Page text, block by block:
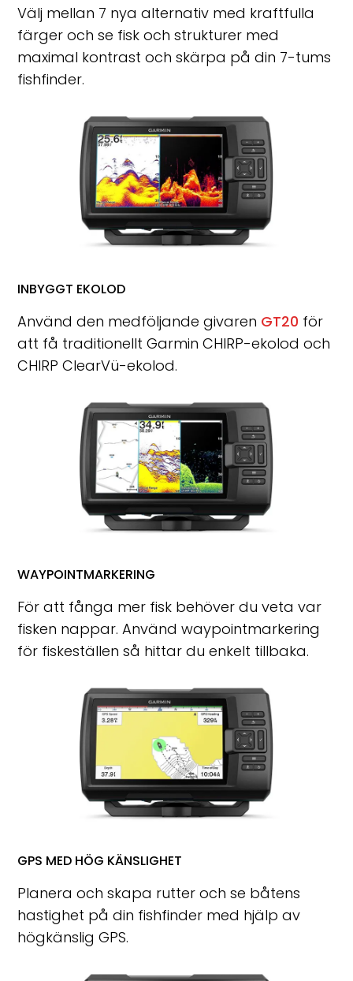
Välj mellan 7 nya alternativ med kraftfulla
färger och se fisk och strukturer med
maximal kontrast och skärpa på din 7-tums
fishfinder.
INBYGGT EKOLOD
Använd den medföljande givaren GT20 för
att få traditionellt Garmin CHIRP-ekolod och
CHIRP ClearVü-ekolod.
WAYPOINTMARKERING
För att fånga mer fisk behöver du veta var
fisken nappar. Använd waypointmarkering
för fiskeställen så hittar du enkelt tillbaka.
GPS MED HÖG KÄNSLIGHET
Planera och skapa rutter och se båtens
hastighet på din fishfinder med hjälp av
högkänslig GPS.